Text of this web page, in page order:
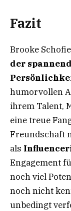
Fazit
Brooke
der
humorvollen
ihrem Talent,
eine treue
Freundschaft
als
Engagement
noch viel
noch nicht
unbedingt